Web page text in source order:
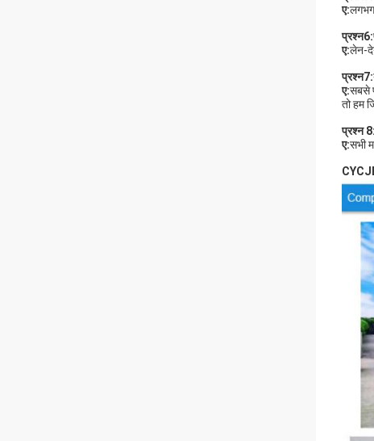
ए:
प्रश्न6:
ए:लेन-
प्रश्न7:
ए:सबसे
तो हम
प्रश्न 8:
ए:सभी